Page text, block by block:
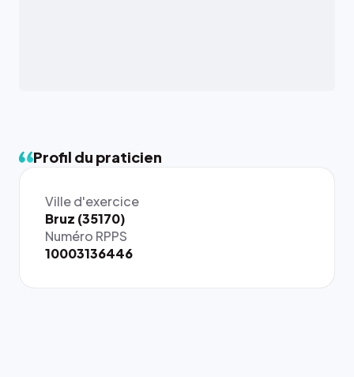
Profil du praticien
Ville d'exercice
Bruz (35170)
Numéro RPPS
10003136446
{# 40×40
: la taille
rendue par
`.profile-